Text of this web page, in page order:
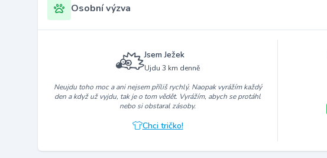
Osobní výzva
Jsem Ježek
Ujdu 3 km denně
Neujdu toho moc a ani nejsem příliš rychlý. Naopak vyrážím každý
den a když už vyjdu, tak je o tom vědět. Vyrážím, abych se protáhl
nebo si obstaral zásoby.
Chci tričko!